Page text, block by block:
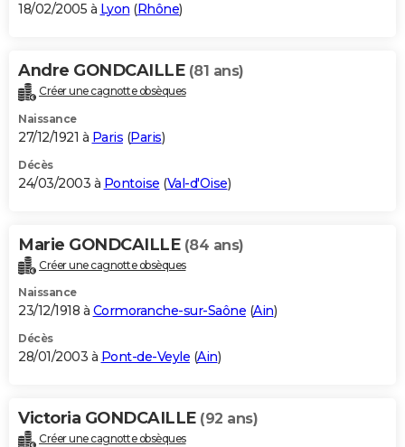
18/02/2005 à Lyon (Rhône)
Andre GONDCAILLE (81 ans)
Créer une cagnotte obsèques
Naissance
27/12/1921 à Paris (Paris)
Décès
24/03/2003 à Pontoise (Val-d'Oise)
Marie GONDCAILLE (84 ans)
Créer une cagnotte obsèques
Naissance
23/12/1918 à Cormoranche-sur-Saône (Ain)
Décès
28/01/2003 à Pont-de-Veyle (Ain)
Victoria GONDCAILLE (92 ans)
Créer une cagnotte obsèques